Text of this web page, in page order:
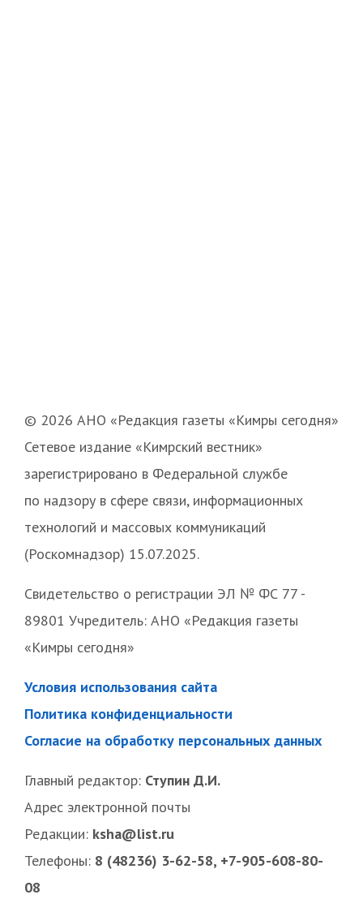
© 2026 АНО «Редакция газеты «Кимры сегодня»
Сетевое издание «Кимрский вестник»
зарегистрировано в Федеральной службе
по надзору в сфере связи, информационных
технологий и массовых коммуникаций
(Роскомнадзор) 15.07.2025.
Свидетельство о регистрации ЭЛ № ФС 77 -
89801 Учредитель: АНО «Редакция газеты
«Кимры сегодня»
Условия использования сайта
Политика конфиденциальности
Согласие на обработку персональных данных
Главный редактор: Ступин Д.И.
Адрес электронной почты
Редакции: ksha@list.ru
Телефоны: 8 (48236) 3-62-58, +7-905-608-80-
08